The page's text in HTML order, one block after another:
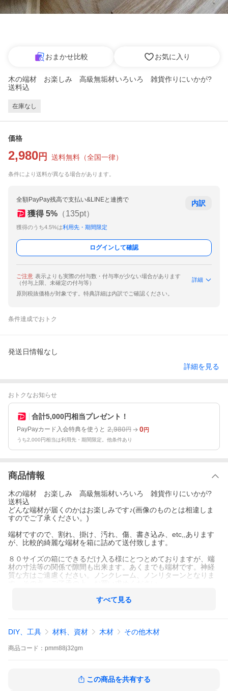
おまかせ比較 お気に入り
木の端材 お楽しみ 高級無垢材いろいろ 雑貨作りにいかが?
送料込
在庫なし
価格
2,980 円 送料無料 （全国一律）
条件により送料が異なる場合があります。
全額PayPay残高で支払い&LINEと連携で
獲得 5% （135pt）
獲得のうち4.5%は利用先・期間限定
内訳
ログインして確認
ご注意 表示よりも実際の付与数・付与率が少ない場合があります
（付与上限、未確定の付与等）
詳細
原則税抜価格が対象です。特典詳細は内訳でご確認ください。
条件達成でおトク
発送日情報なし
詳細を見る
おトクなお知らせ
合計5,000円相当プレゼント！
PayPayカード入会特典を使うと 2,980円 0円
うち2,000円相当は利用先・期間限定。他条件あり
商品情報
木の端材 お楽しみ 高級無垢材いろいろ 雑貨作りにいかが?
送料込
どんな端材が届くのかはお楽しみです♪(画像のものとは相違しま
すのでご了承ください。)
端材ですので、割れ、掛け、汚れ、傷、書き込み、etc,,あります
が、比較的綺麗な端材を箱に詰めて送付致します。
８０サイズの箱にできるだけ入る様にとつとめておりますが、端
材の寸法等の関係で隙間も出来ます。あくまでも端材です。神経
質な方はご遠慮ください。ノンクレーム、ノンリターンとなりま
すべて見る
DIY、工具 材料、資材 木材 その他木材
商品 コード： pmm88j32gm
この商品を共有する